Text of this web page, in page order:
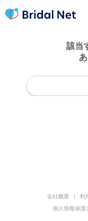
該当
会社概要 利
個人情報保護